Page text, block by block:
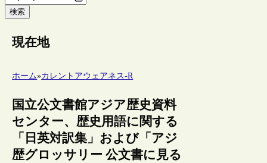
検索
現在地
ホーム»カレントアウェアネス-R
国立公文書館アジア歴史資料
センター、歴史用語に関する
「日英対訳集」および「アジ
歴グロッサリー 公文書に見る